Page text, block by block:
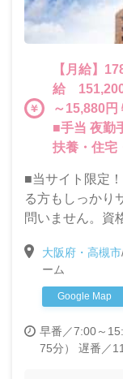
【月給】
給
～15,880
■手当 夜
扶養・住
■当サイト限定
る方もしっか
問いません。資
大阪府・高槻市
ーム
Google Map
早番／7:00～
75分）
遅番／